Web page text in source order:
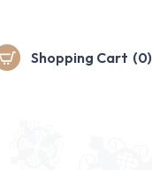
Shopping Cart (0)